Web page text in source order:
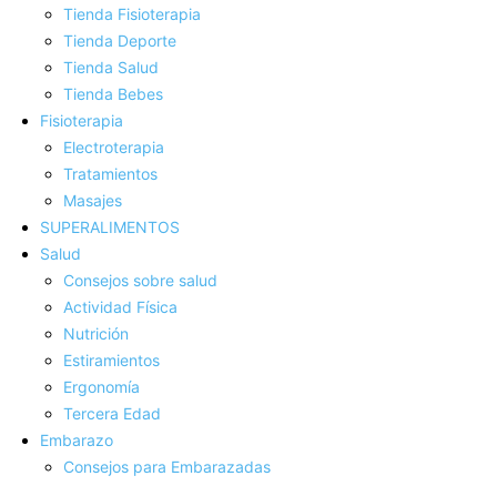
Tienda Fisioterapia
Tienda Deporte
Tienda Salud
Tienda Bebes
Fisioterapia
Electroterapia
Tratamientos
Masajes
SUPERALIMENTOS
Salud
Consejos sobre salud
Actividad Fí­sica
Nutrición
Estiramientos
Ergonomí­a
Tercera Edad
Embarazo
Consejos para Embarazadas